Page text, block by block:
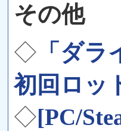
その他
◇ 「ダ
初回ロッ
◇[PC/